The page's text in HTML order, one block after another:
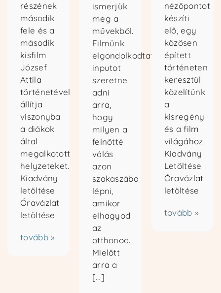
részének
második
fele és a
második
kisfilm
József
Attila
történetével
állítja
viszonyba
a diákok
által
megalkotott
helyzeteket.
Kiadvány
letöltése
Óravázlat
letöltése
tovább »
ismerjük
meg a
művekből.
Filmünk
elgondolkodtató
inputot
szeretne
adni
arra,
hogy
milyen a
felnőtté
válás
azon
szakaszába
lépni,
amikor
elhagyod
az
otthonod.
Mielőtt
arra a
[…]
nézőpontot
készíti
elő, egy
közösen
épített
történeten
keresztül
közelítünk
a
kisregény
és a film
világához.
Kiadvány
Letöltése
Óravázlat
letöltése
tovább »